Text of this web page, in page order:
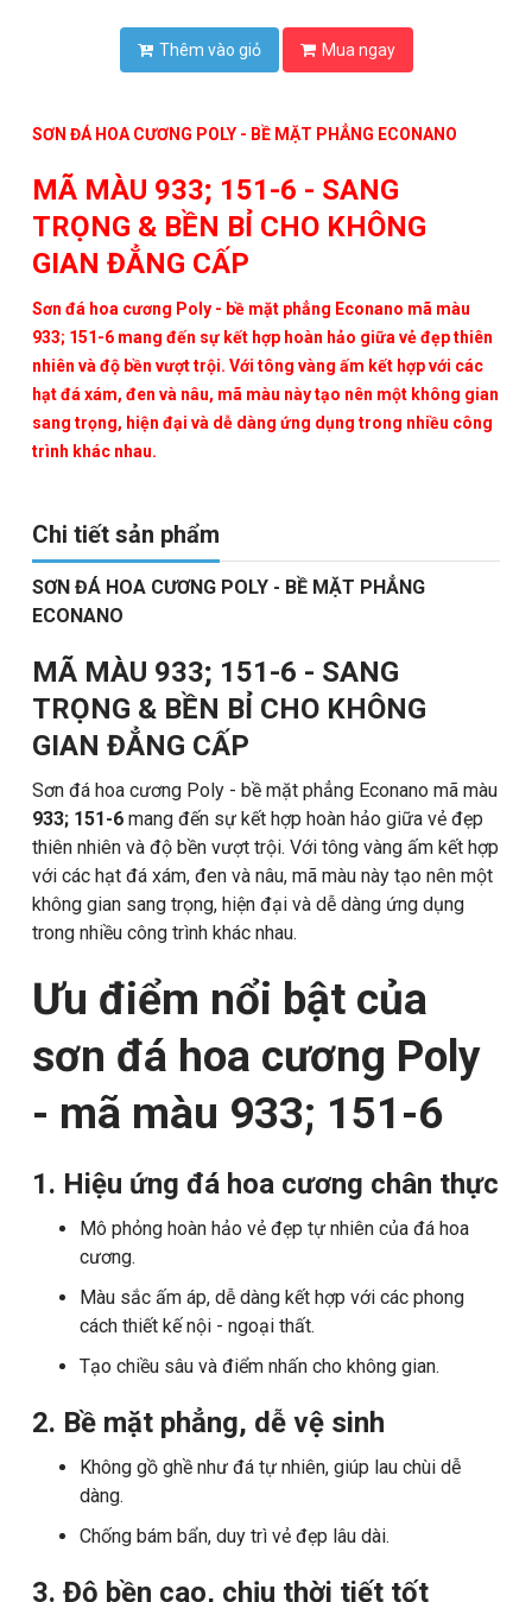
Thêm vào giỏ Mua ngay
SƠN ĐÁ HOA CƯƠNG POLY - BỀ MẶT PHẲNG ECONANO
MÃ MÀU 933; 151-6 - SANG
TRỌNG & BỀN BỈ CHO KHÔNG
GIAN ĐẲNG CẤP
Sơn đá hoa cương Poly - bề mặt phẳng Econano mã màu
933; 151-6 mang đến sự kết hợp hoàn hảo giữa vẻ đẹp thiên
nhiên và độ bền vượt trội. Với tông vàng ấm kết hợp với các
hạt đá xám, đen và nâu, mã màu này tạo nên một không gian
sang trọng, hiện đại và dễ dàng ứng dụng trong nhiều công
trình khác nhau.
Chi tiết sản phẩm
SƠN ĐÁ HOA CƯƠNG POLY - BỀ MẶT PHẲNG
ECONANO
MÃ MÀU 933; 151-6 - SANG
TRỌNG & BỀN BỈ CHO KHÔNG
GIAN ĐẲNG CẤP
Sơn đá hoa cương Poly - bề mặt phẳng Econano mã màu
933; 151-6 mang đến sự kết hợp hoàn hảo giữa vẻ đẹp
thiên nhiên và độ bền vượt trội. Với tông vàng ấm kết hợp
với các hạt đá xám, đen và nâu, mã màu này tạo nên một
không gian sang trọng, hiện đại và dễ dàng ứng dụng
trong nhiều công trình khác nhau.
Ưu điểm nổi bật của
sơn đá hoa cương Poly
- mã màu 933; 151-6
1. Hiệu ứng đá hoa cương chân thực
Mô phỏng hoàn hảo vẻ đẹp tự nhiên của đá hoa
cương.
Màu sắc ấm áp, dễ dàng kết hợp với các phong
cách thiết kế nội - ngoại thất.
Tạo chiều sâu và điểm nhấn cho không gian.
2. Bề mặt phẳng, dễ vệ sinh
Không gồ ghề như đá tự nhiên, giúp lau chùi dễ
dàng.
Chống bám bẩn, duy trì vẻ đẹp lâu dài.
3. Độ bền cao, chịu thời tiết tốt